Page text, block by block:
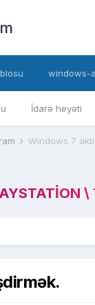
İdarə heyəti
windows-
Windows 7